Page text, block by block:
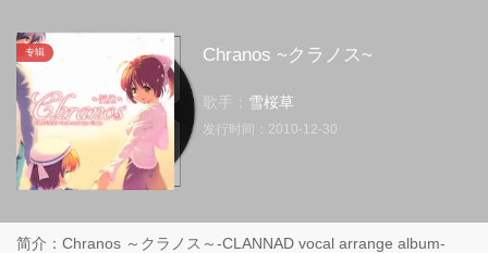
专辑 Chranos ~クラノス~
歌手： 雪桜草
发行时间： 2010-12-30
简介：Chranos ～クラノス～-CLANNAD vocal arrange album-